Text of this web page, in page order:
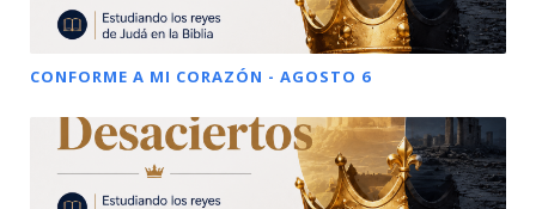
CONFORME A MI CORAZÓN - AGOSTO 6